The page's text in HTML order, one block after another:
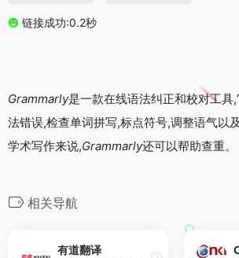
链接成功:0.2秒
Grammarly是一款在线语法纠正和校对工具
法错误,检查单词拼写,标点符号,调整语气以
学术写作来说,Grammarly还可以帮助查重。
相关导航
有道翻译